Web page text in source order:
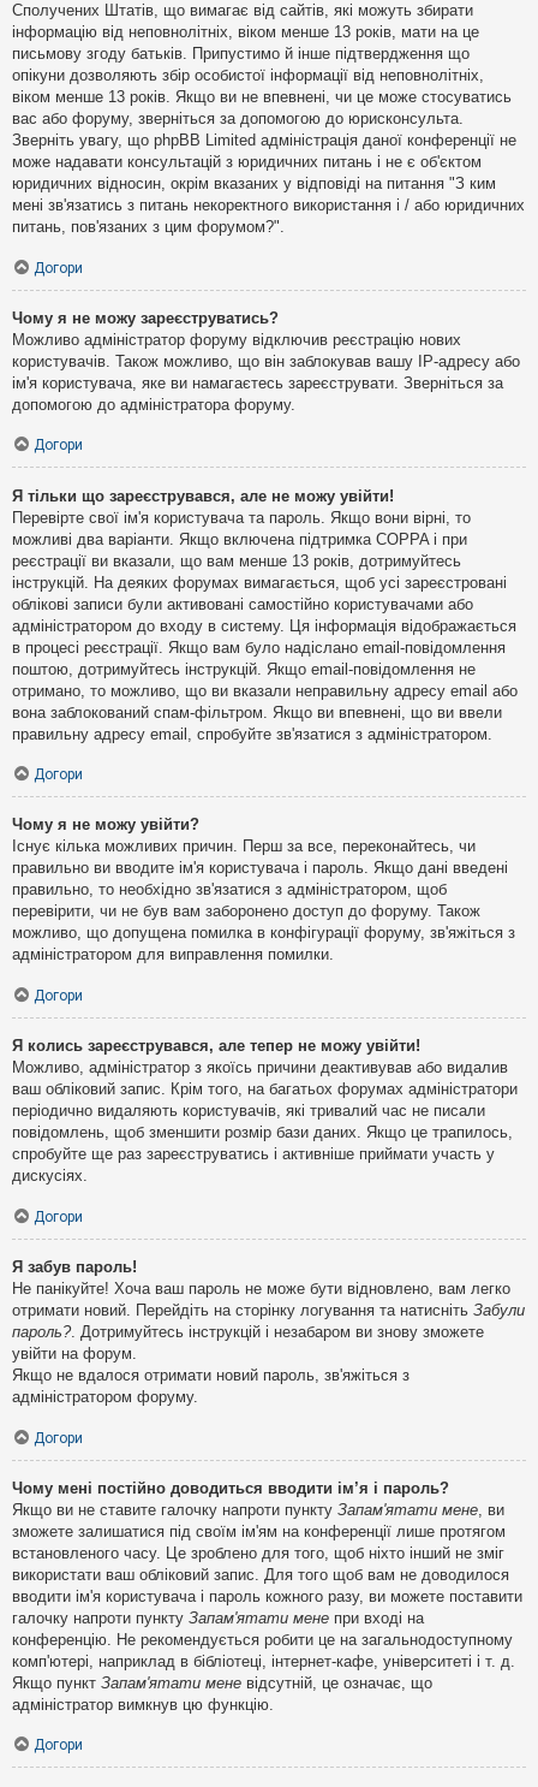
Сполучених Штатів, що вимагає від сайтів, які можуть збирати
інформацію від неповнолітніх, віком менше 13 років, мати на це
письмову згоду батьків. Припустимо й інше підтвердження що
опікуни дозволяють збір особистої інформації від неповнолітніх,
віком менше 13 років. Якщо ви не впевнені, чи це може стосуватись
вас або форуму, зверніться за допомогою до юрисконсульта.
Зверніть увагу, що phpBB Limited адміністрація даної конференції не
може надавати консультацій з юридичних питань і не є об'єктом
юридичних відносин, окрім вказаних у відповіді на питання "З ким
мені зв'язатись з питань некоректного використання і / або юридичних
питань, пов'язаних з цим форумом?".
Догори
Чому я не можу зареєструватись?
Можливо адміністратор форуму відключив реєстрацію нових
користувачів. Також можливо, що він заблокував вашу IP-адресу або
ім'я користувача, яке ви намагаєтесь зареєструвати. Зверніться за
допомогою до адміністратора форуму.
Догори
Я тільки що зареєструвався, але не можу увійти!
Перевірте свої ім'я користувача та пароль. Якщо вони вірні, то
можливі два варіанти. Якщо включена підтримка COPPA і при
реєстрації ви вказали, що вам менше 13 років, дотримуйтесь
інструкцій. На деяких форумах вимагається, щоб усі зареєстровані
облікові записи були активовані самостійно користувачами або
адміністратором до входу в систему. Ця інформація відображається
в процесі реєстрації. Якщо вам було надіслано email-повідомлення
поштою, дотримуйтесь інструкцій. Якщо email-повідомлення не
отримано, то можливо, що ви вказали неправильну адресу email або
вона заблокований спам-фільтром. Якщо ви впевнені, що ви ввели
правильну адресу email, спробуйте зв'язатися з адміністратором.
Догори
Чому я не можу увійти?
Існує кілька можливих причин. Перш за все, переконайтесь, чи
правильно ви вводите ім'я користувача і пароль. Якщо дані введені
правильно, то необхідно зв'язатися з адміністратором, щоб
перевірити, чи не був вам заборонено доступ до форуму. Також
можливо, що допущена помилка в конфігурації форуму, зв'яжіться з
адміністратором для виправлення помилки.
Догори
Я колись зареєструвався, але тепер не можу увійти!
Можливо, адміністратор з якоїсь причини деактивував або видалив
ваш обліковий запис. Крім того, на багатьох форумах адміністратори
періодично видаляють користувачів, які тривалий час не писали
повідомлень, щоб зменшити розмір бази даних. Якщо це трапилось,
спробуйте ще раз зареєструватись і активніше приймати участь у
дискусіях.
Догори
Я забув пароль!
Не панікуйте! Хоча ваш пароль не може бути відновлено, вам легко
отримати новий. Перейдіть на сторінку логування та натисніть Забули
пароль?. Дотримуйтесь інструкцій і незабаром ви знову зможете
увійти на форум.
Якщо не вдалося отримати новий пароль, зв'яжіться з
адміністратором форуму.
Догори
Чому мені постійно доводиться вводити ім’я і пароль?
Якщо ви не ставите галочку напроти пункту Запам'ятати мене , ви
зможете залишатися під своїм ім'ям на конференції лише протягом
встановленого часу. Це зроблено для того, щоб ніхто інший не зміг
використати ваш обліковий запис. Для того щоб вам не доводилося
вводити ім'я користувача і пароль кожного разу, ви можете поставити
галочку напроти пункту Запам'ятати мене при вході на
конференцію. Не рекомендується робити це на загальнодоступному
комп'ютері, наприклад в бібліотеці, інтернет-кафе, університеті і т. д.
Якщо пункт Запам'ятати мене відсутній, це означає, що
адміністратор вимкнув цю функцію.
Догори